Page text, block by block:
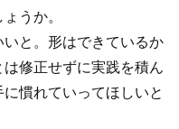
うか。
いと。形はできているか
修正せずに実践を積ん
慣れていってほしいと